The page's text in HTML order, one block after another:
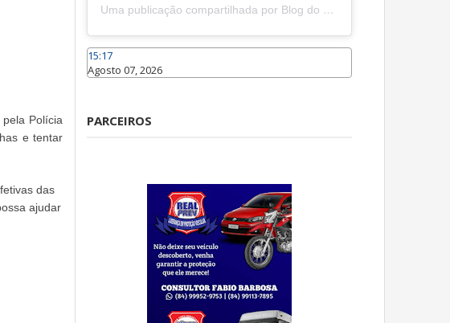
Polícia
e tentar
das
ajudar
Uma publicação compartilhada por Blog do João Marcolino (@joaomarcolinoneto)
15:17
Agosto 07, 2026
PARCEIROS